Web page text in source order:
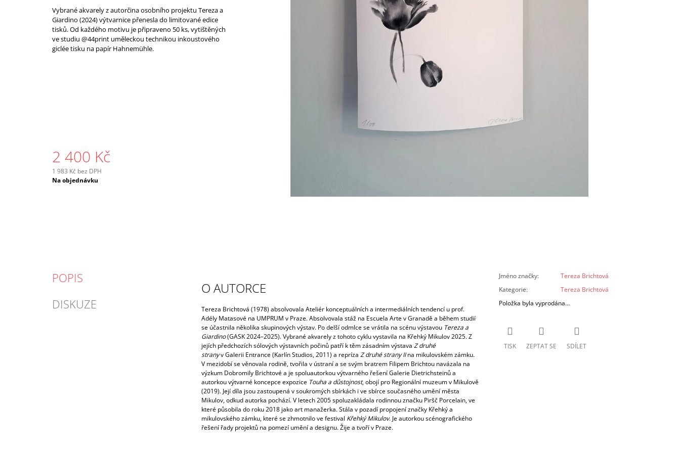
Vybrané akvarely z autorčina osobního projektu Tereza a
Giardino (2024) výtvarnice přenesla do limitované edice
tisků. Od každého motivu je připraveno 50 ks, vytištěných
ve studiu @44print uměleckou technikou inkoustového
giclée tisku na papír Hahnemühle.
2 400 Kč
1 983 Kč bez DPH
Měrná
Na objednávku
POPIS
DISKUZE
O AUTORCE
Tereza Brichtová (1978) absolvovala Ateliér konceptuálních a intermediálních tendencí u prof.
Adély Matasové na UMPRUM v Praze. Absolvovala stáž na Escuela Arte v Granadě a během studií
se účastnila několika skupinových výstav. Po delší odmlce se vrátila na scénu výstavou Tereza a
Giardino(GASK 2024–2025). Vybrané akvarely z tohoto cyklu vystavila na Křehký Mikulov 2025. Z
jejích předchozích sólových výstavních počinů patří k těm zásadním výstava Z druhé
stranyv Galerii Entrance (Karlín Studios, 2011) a repríza Z druhé strany IIna mikulovském zámku.
V mezidobí se věnovala rodině, tvořila v ústraní a se svým bratrem Filipem Brichtou navázala na
výzkum Dobromily Brichtové a je spoluautorkou výtvarného řešení Galerie Dietrichsteinů a
autorkou výtvarné koncepce expozice Touha a důstojnost, obojí pro Regionální muzeum v Mikulově
(2019). Její díla jsou zastoupená v soukromých sbírkách i ve sbírce současného umění města
Mikulov, odkud autorka pochází. V letech 2005 spoluzakládala rodinnou značku Piršč Porcelain, ve
které působila do roku 2018 jako art manažerka. Stála v pozadí propojení značky Křehký a
mikulovského zámku, které se zhmotnilo ve festival Křehký Mikulov. Je autorkou scénografického
řešení řady projektů na pomezí umění a designu. Žije a tvoří v Praze.
Jméno značky:
Tereza Brichtová
Kategorie:
Tereza Brichtová
Položka byla vyprodána…
TISK ZEPTAT SE SDÍLET